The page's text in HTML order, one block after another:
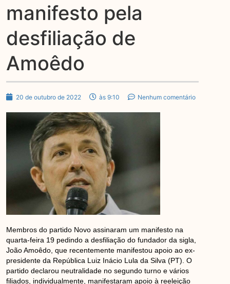
manifesto pela
desfiliação de
Amoêdo
20 de outubro de 2022 às 9:10 Nenhum comentário
Membros do partido Novo assinaram um manifesto na
quarta-feira 19 pedindo a desfiliação do fundador da sigla,
João Amoêdo, que recentemente manifestou apoio ao ex-
presidente da República Luiz Inácio Lula da Silva (PT). O
partido declarou neutralidade no segundo turno e vários
filiados, individualmente, manifestaram apoio à reeleição